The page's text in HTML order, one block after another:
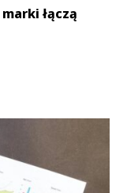
łączą